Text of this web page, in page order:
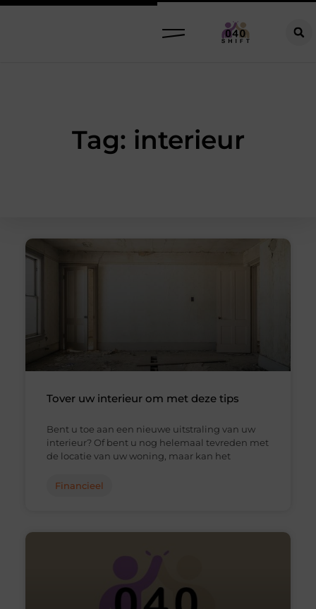
Tag: interieur
Tover uw interieur om met deze tips
Bent u toe aan een nieuwe uitstraling van uw
interieur? Of bent u nog helemaal tevreden met
de locatie van uw woning, maar kan het
Financieel